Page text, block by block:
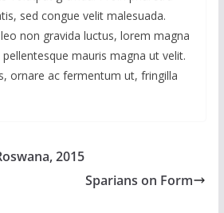
sed congue velit malesuada.
non gravida luctus, lorem magna
mauris magna ut velit.
ornare ac fermentum ut, fringilla
2015
Sparians on Form